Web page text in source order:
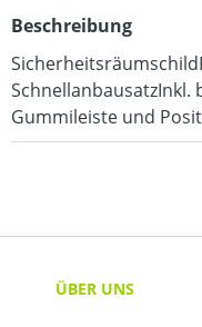
Beschreibung
SchnellanbausatzInkl.
Gummileiste und
ÜBER UNS